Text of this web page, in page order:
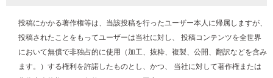
投稿にかかる著作権等は、当該投稿を行ったユーザー本人に帰属しますが、
投稿されたことをもってユーザーは当社に対し、 投稿コンテンツを全世界
において無償で非独占的に使用（加工、抜粋、複製、公開、翻訳などを含み
ます。）する権利を許諾したものとし、かつ、 当社に対して著作権または